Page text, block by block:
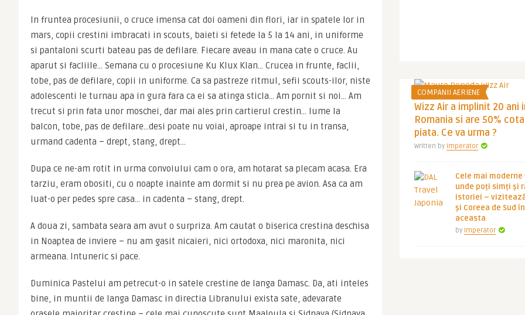
In fruntea procesiunii, o cruce imensa cat doi oameni din flori, iar in spatele lor in
mars, copii crestini imbracati in scouts, baieti si fetede la 5 la 14 ani, in uniforme
si pantaloni scurti bateau pas de defilare. Fiecare aveau in mana cate o cruce. Au
aparut si facliile… Semana cu o procesiune Ku Klux Klan… Crucea in frunte, faclii,
tobe, pas de defilare, copii in uniforme. Ca sa pastreze ritmul, sefii scouts-ilor, niste
adolescenti le turnau apa in gura fara ca ei sa atinga sticla… Am pornit si noi… Am
trecut si prin fata unor moschei, dar mai ales prin cartierul crestin… lume la
balcon, tobe, pas de defilare…desi poate nu voiai, aproape intrai si tu in transa,
urmand cadenta – drept, stang, drept…
Dupa ce ne-am rotit in urma convoiului cam o ora, am hotarat sa plecam acasa. Era
tarziu, eram obositi, cu o noapte inainte am dormit si nu prea pe avion. Asa ca am
luat-o per pedes spre casa… in cadenta – stang, drept.
A doua zi, sambata seara am avut o surpriza. Am cautat o biserica crestina deschisa
in Noaptea de inviere – nu am gasit nicaieri, nici ortodoxa, nici maronita, nici
armeana. Intuneric si pace.
Duminica Pastelui am petrecut-o in satele crestine de langa Damasc. Da, ati inteles
bine, in muntii de langa Damasc in directia Libranului exista sate, adevarate
COMPANII AERIENE
Wizz Air a implinit 20 ani
Romania si are 50%
piata. Ce va urma ?
Written by Imperator
Cele mai
unde poți simți și
istoriei –
și Coreea de Sud
aceasta
by Imperator